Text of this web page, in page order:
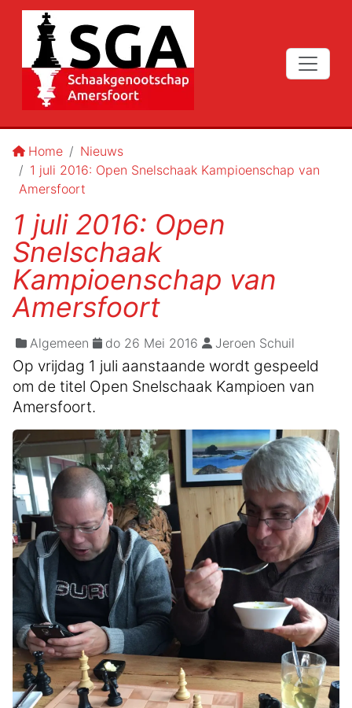
Home
Nieuws
1 juli 2016: Open Snelschaak Kampioenschap van
Amersfoort
1 juli 2016: Open
Snelschaak
Kampioenschap van
Amersfoort
Algemeen do 26 Mei 2016 Jeroen Schuil
Op vrijdag 1 juli aanstaande wordt gespeeld
om de titel Open Snelschaak Kampioen van
Amersfoort.